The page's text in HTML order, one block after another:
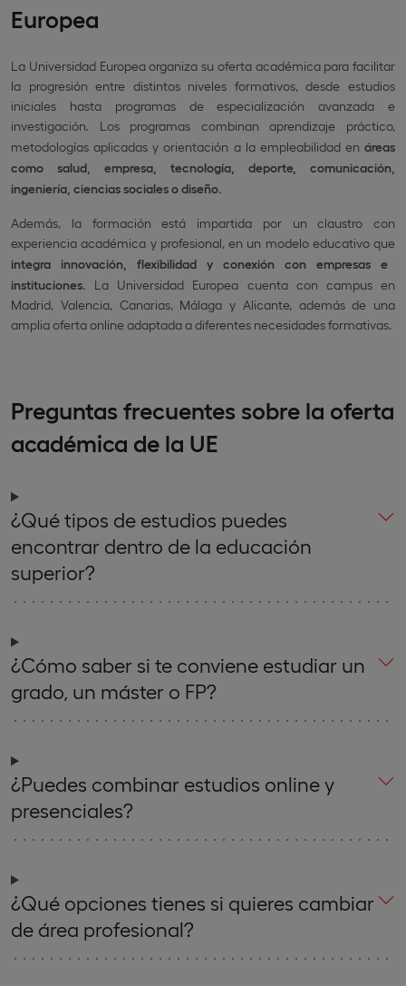
Europea
La Universidad Europea organiza su oferta académica para facilitar
la progresión entre distintos niveles formativos, desde estudios
iniciales hasta programas de especialización avanzada e
investigación. Los programas combinan aprendizaje práctico,
metodologías aplicadas y orientación a la empleabilidad en áreas
como salud, empresa, tecnología, deporte, comunicación,
ingeniería, ciencias sociales o diseño.
Además, la formación está impartida por un claustro con
experiencia académica y profesional, en un modelo educativo que
integra innovación, flexibilidad y conexión con empresas e
instituciones.
La Universidad Europea cuenta con campus en
Madrid, Valencia, Canarias, Málaga y Alicante, además de una
amplia oferta online adaptada a diferentes necesidades formativas.
Preguntas frecuentes sobre la oferta
académica de la UE
¿Qué tipos de estudios puedes
encontrar dentro de la educación
superior?
¿Cómo saber si te conviene estudiar un
grado, un máster o FP?
¿Puedes combinar estudios online y
presenciales?
¿Qué opciones tienes si quieres cambiar
de área profesional?